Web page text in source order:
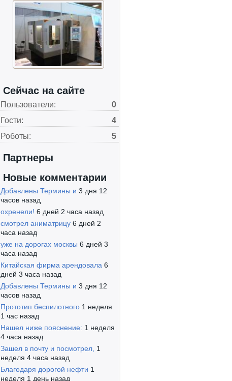
Сейчас на сайте
Пользователи:
0
Гости:
4
Роботы:
5
Партнеры
Новые комментарии
Добавлены Термины и 3 дня 12
часов назад
охренели! 6 дней 2 часа назад
смотрел аниматрицу 6 дней 2
часа назад
уже на дорогах москвы 6 дней 3
часа назад
Китайская фирма арендовала 6
дней 3 часа назад
Добавлены Термины и 3 дня 12
часов назад
Прототип беспилотного 1 неделя
1 час назад
Нашел ниже пояснение: 1 неделя
4 часа назад
Зашел в почту и посмотрел, 1
неделя 4 часа назад
Благодаря дорогой нефти 1
неделя 1 день назад